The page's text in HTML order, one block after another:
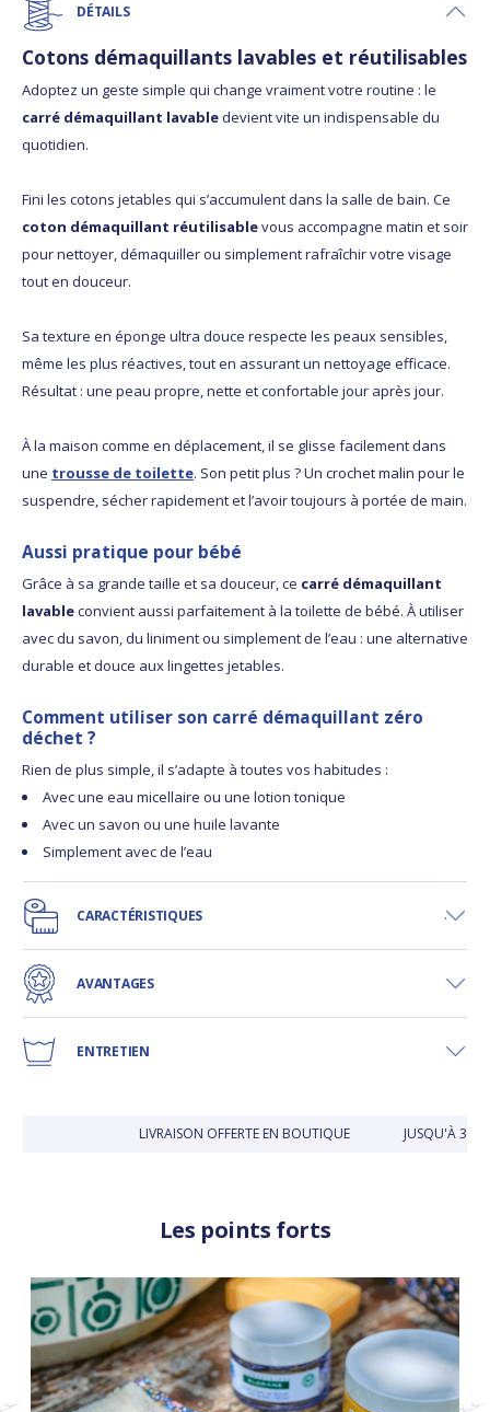
DÉTAILS
Cotons démaquillants lavables et réutilisables
Adoptez un geste simple qui change vraiment votre routine : le
carré démaquillant lavabledevient vite un indispensable du
quotidien.
Fini les cotons jetables qui s’accumulent dans la salle de bain. Ce
coton démaquillant réutilisablevous accompagne matin et soir
pour nettoyer, démaquiller ou simplement rafraîchir votre visage
tout en douceur.
Sa texture en éponge ultra douce respecte les peaux sensibles,
même les plus réactives, tout en assurant un nettoyage efficace.
Résultat : une peau propre, nette et confortable jour après jour.
À la maison comme en déplacement, il se glisse facilement dans
une trousse de toilette. Son petit plus ? Un crochet malin pour le
suspendre, sécher rapidement et l’avoir toujours à portée de main.
Aussi pratique pour bébé
Grâce à sa grande taille et sa douceur, ce carré démaquillant
lavableconvient aussi parfaitement à la toilette de bébé. À utiliser
avec du savon, du liniment ou simplement de l’eau : une alternative
durable et douce aux lingettes jetables.
Comment utiliser son carré démaquillant zéro
déchet ?
Rien de plus simple, il s’adapte à toutes vos habitudes :
Avec une eau micellaire ou une lotion tonique
Avec un savon ou une huile lavante
Simplement avec de l’eau
CARACTÉRISTIQUES
AVANTAGES
ENTRETIEN
LIVRAISON OFFERTE EN BOUTIQUE JUSQU'À 30
Les points forts